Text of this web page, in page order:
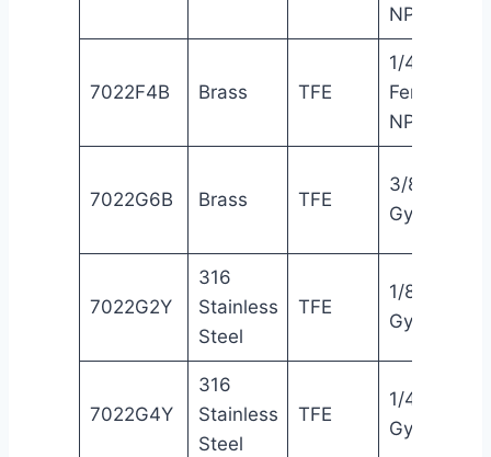
NPT
7022F4B Brass TFE
1/4″
Female
NPT
7022G6B Brass TFE
3/8″
Gyrolok®
7022G2Y
316
Stainless
Steel
TFE
1/8″
Gyrolok®
7022G4Y
316
Stainless
Steel
TFE
1/4″
Gyrolok®